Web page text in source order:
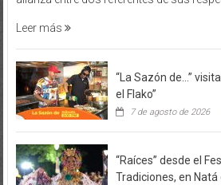
Leer más
“La Sazón de…”
el Flako”
7 de agosto de 2026
“Raíces” desde el
Tradiciones, en Natá